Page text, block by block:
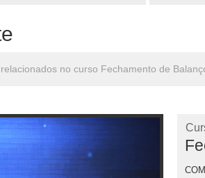
no curso Fechamento de